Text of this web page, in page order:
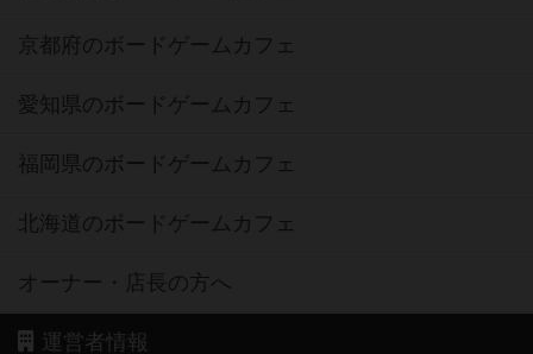
京都府のボードゲームカフェ
愛知県のボードゲームカフェ
福岡県のボードゲームカフェ
北海道のボードゲームカフェ
オーナー・店長の方へ
運営者情報